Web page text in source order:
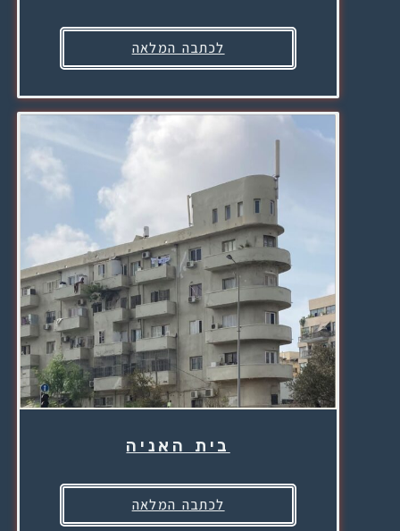
לכתבה המלאה
בית האניה
לכתבה המלאה